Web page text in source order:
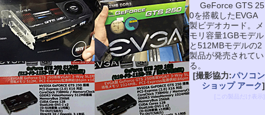
GeForce GTS 25
0を搭載したEVGA
製ビデオカード。メ
モリ容量1GBモデル
と512MBモデルの2
製品が発売されてい
る。
[撮影協力:パソコン
ショップ アーク]
[この製品だけ表示]